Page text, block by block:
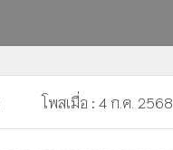
โพสเมื่อ : 4 ก.ค. 2568